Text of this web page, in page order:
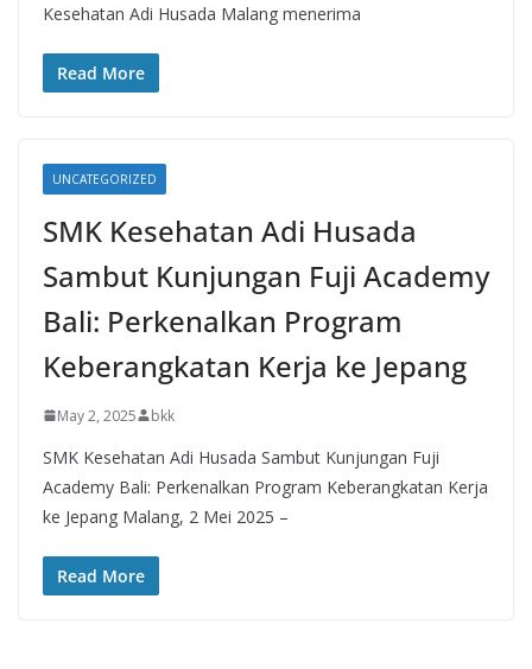
Kesehatan Adi Husada Malang menerima
Read More
UNCATEGORIZED
SMK Kesehatan Adi Husada
Sambut Kunjungan Fuji Academy
Bali: Perkenalkan Program
Keberangkatan Kerja ke Jepang
May 2, 2025 bkk
SMK Kesehatan Adi Husada Sambut Kunjungan Fuji
Academy Bali: Perkenalkan Program Keberangkatan Kerja
ke Jepang Malang, 2 Mei 2025 –
Read More